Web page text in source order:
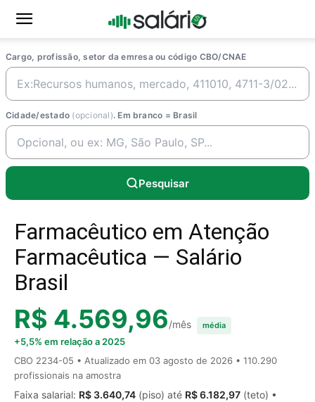
Cargo, profissão, setor da emresa ou código CBO/CNAE
Cidade/estado (opcional). Em branco = Brasil
Pesquisar
Farmacêutico em Atenção
Farmacêutica — Salário
Brasil
R$ 4.569,96/mês média
+5,5% em relação a 2025
CBO 2234-05 • Atualizado em 03 agosto de 2026 • 110.290
profissionais na amostra
Faixa salarial: R$ 3.640,74 (piso) até R$ 6.182,97 (teto) •